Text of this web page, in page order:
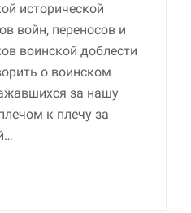
исторической
войн, переносов и
воинской доблести
о воинском
за нашу
к плечу за
того, как он
используется.
опыт
Для обеспечения